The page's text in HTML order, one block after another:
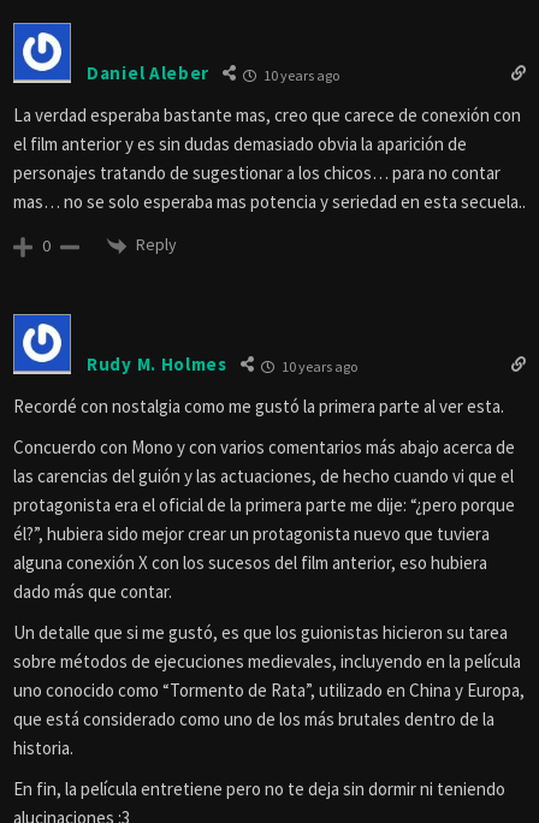
Daniel Aleber 10 years ago
La verdad esperaba bastante mas, creo que carece de conexión con
el film anterior y es sin dudas demasiado obvia la aparición de
personajes tratando de sugestionar a los chicos… para no contar
mas… no se solo esperaba mas potencia y seriedad en esta secuela..
0 Reply
Rudy M. Holmes 10 years ago
Recordé con nostalgia como me gustó la primera parte al ver esta.
Concuerdo con Mono y con varios comentarios más abajo acerca de
las carencias del guión y las actuaciones, de hecho cuando vi que el
protagonista era el oficial de la primera parte me dije: “¿pero porque
él?”, hubiera sido mejor crear un protagonista nuevo que tuviera
alguna conexión X con los sucesos del film anterior, eso hubiera
dado más que contar.
Un detalle que si me gustó, es que los guionistas hicieron su tarea
sobre métodos de ejecuciones medievales, incluyendo en la película
uno conocido como “Tormento de Rata”, utilizado en China y Europa,
que está considerado como uno de los más brutales dentro de la
historia.
En fin, la película entretiene pero no te deja sin dormir ni teniendo
alucinaciones :3